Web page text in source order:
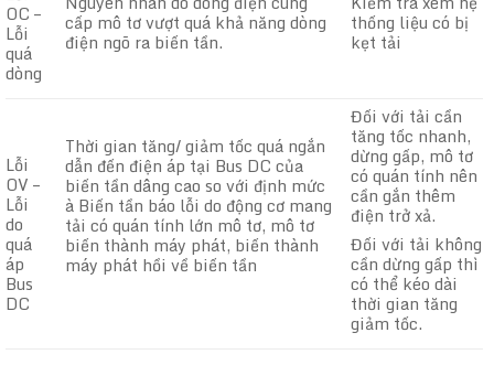
OC –
Lỗi
quá
dòng
cấp mô tơ vượt quá khả năng dòng
điện ngõ ra biến tần.
thống liệu có bị
kẹt tải
Lỗi
OV –
Lỗi
do
quá
áp
Bus
DC
Thời gian tăng/ giảm tốc quá ngắn
dẫn đến điện áp tại Bus DC của
biến tần dâng cao so với định mức
à Biến tần báo lỗi do động cơ mang
tải có quán tính lớn mô tơ, mô tơ
biến thành máy phát, biến thành
máy phát hồi về biến tần
Đối với tải cần
tăng tốc nhanh,
dừng gấp, mô tơ
có quán tính nên
cần gắn thêm
điện trở xả.
Đối với tải không
cần dừng gấp thì
có thể kéo dài
thời gian tăng
giảm tốc.